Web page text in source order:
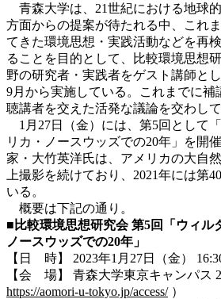
青森大学は、21世紀における地球
方面からの提案が待たれる中、これ
てきた環境思想・実践活動などを再
ることを目的として、比較環境思想
野の研究者・実践者をゲスト講師と
9月から実施している。これまでに補
聴講者を交えた活発な議論を交わして
1月27日（金）には、第5回として
リカ・ノースウッズでの20年」を開
家・大竹英洋氏は、アメリカの大自
上撮影を続けており、2021年には第
いる。
概要は下記の通り。
■比較環境思想研究会 第5回「ウィル
ノースウッズでの20年」
【日 時】 2023年1月27日（金）
【会 場】 青森大学東京キャンパス
https://aomori-u-tokyo.jp/access/）